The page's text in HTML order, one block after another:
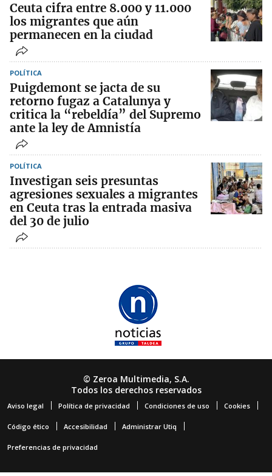
Ceuta cifra entre 8.000 y 11.000
los migrantes que aún
permanecen en la ciudad
POLÍTICA
Puigdemont se jacta de su
retorno fugaz a Catalunya y
critica la “rebeldía” del Supremo
ante la ley de Amnistía
POLÍTICA
Investigan seis presuntas
agresiones sexuales a migrantes
en Ceuta tras la entrada masiva
del 30 de julio
© Zeroa Multimedia, S.A.
Todos los derechos reservados
Aviso legal Política de privacidad Condiciones de uso Cookies
Código ético Accesibilidad Administrar Utiq
Preferencias de privacidad